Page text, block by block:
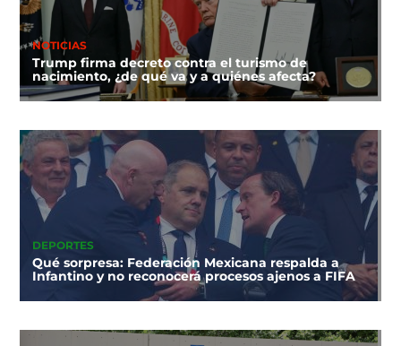
NOTICIAS
Trump firma decreto contra el turismo de
nacimiento, ¿de qué va y a quiénes afecta?
DEPORTES
Qué sorpresa: Federación Mexicana respalda a
Infantino y no reconocerá procesos ajenos a FIFA